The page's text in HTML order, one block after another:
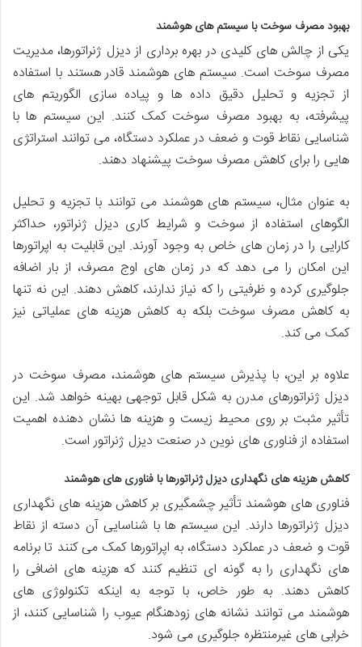
بهبود مصرف سوخت با سیستم های هوشمند
یکی از چالش های کلیدی در بهره برداری از دیزل ژنراتورها، مدیریت
مصرف سوخت است. سیستم های هوشمند قادر هستند با استفاده
از تجزیه و تحلیل دقیق داده ها و پیاده سازی الگوریتم های
پیشرفته، به بهبود مصرف سوخت کمک کنند. این سیستم ها با
شناسایی نقاط قوت و ضعف در عملکرد دستگاه، می توانند استراتژی
هایی را برای کاهش مصرف سوخت پیشنهاد دهند.
به عنوان مثال، سیستم های هوشمند می توانند با تجزیه و تحلیل
الگوهای استفاده از سوخت و شرایط کاری دیزل ژنراتور، حداکثر
کارایی را در زمان های خاص به وجود آورند. این قابلیت به اپراتورها
این امکان را می دهد که در زمان های اوج مصرف، از بار اضافه
جلوگیری کرده و ظرفیتی را که نیاز ندارند، کاهش دهند. این نه تنها
به کاهش مصرف سوخت بلکه به کاهش هزینه های عملیاتی نیز
کمک می کند.
علاوه بر این، با پذیرش سیستم های هوشمند، مصرف سوخت در
دیزل ژنراتورهای مدرن به شکل قابل توجهی بهینه خواهد شد. این
تأثیر مثبت بر روی محیط زیست و هزینه ها نشان دهنده اهمیت
استفاده از فناوری های نوین در صنعت دیزل ژنراتور است.
کاهش هزینه های نگهداری دیزل ژنراتورها با فناوری های هوشمند
فناوری های هوشمند تأثیر چشمگیری بر کاهش هزینه های نگهداری
دیزل ژنراتورها دارند. این سیستم ها با شناسایی آن دسته از نقاط
قوت و ضعف در عملکرد دستگاه، به اپراتورها کمک می کنند تا برنامه
های نگهداری را به گونه ای تنظیم کنند که هزینه های اضافی را
کاهش دهند. به طور خاص، با توجه به اینکه تکنولوژی های
هوشمند می توانند نشانه های زودهنگام عیوب را شناسایی کنند، از
خرابی های غیرمنتظره جلوگیری می شود.